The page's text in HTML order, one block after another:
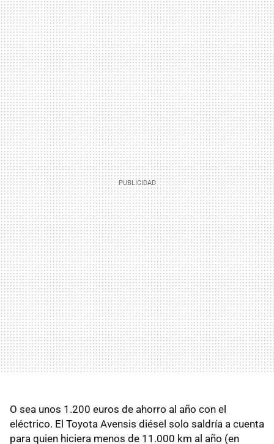
O sea unos 1.200 euros de ahorro al año con el
eléctrico. El Toyota Avensis diésel solo saldría a cuenta
para quien hiciera menos de 11.000 km al año (en